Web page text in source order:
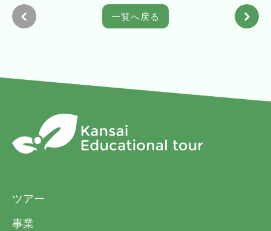
申込金又は旅行代金の全額を添えてお申し込
みいただきます。申込金は「旅行代金」「取
たときは、お預かりしている申込金を全額払
旅行代金の額
円未満
宿泊その他の旅行に関するサービス（以下、
２ 旅行のお申込みと旅行契約の成立
所（以下、「当社ら」といいます。）にて当
社所定の旅行申込書（以下、「旅行申込書」
といいます。）に所定の事項を記入又は当社
一覧へ戻る
ツアー
事業